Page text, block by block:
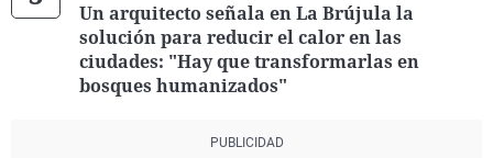
Un arquitecto señala en La Brújula la
solución para reducir el calor en las
ciudades: "Hay que transformarlas en
bosques humanizados"